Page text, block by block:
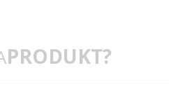
PRODUKT?